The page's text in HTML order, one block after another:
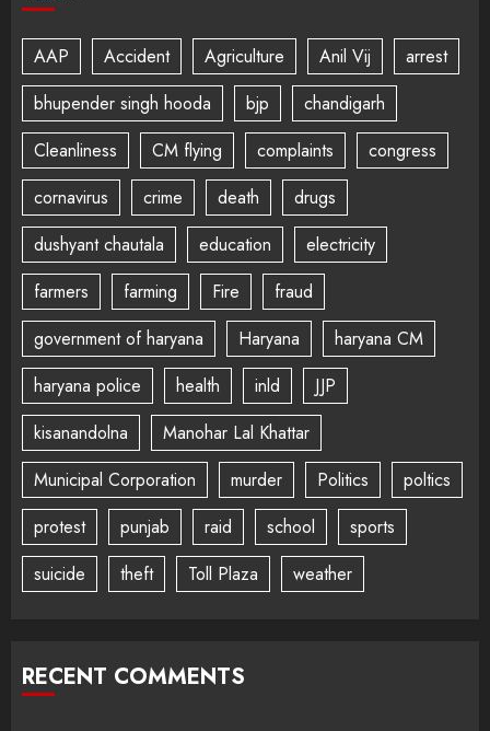
AAP Accident Agriculture Anil Vij
arrest
bhupender singh hooda
bjp
chandigarh
Cleanliness
CM flying complaints
congress
cornavirus
crime death
drugs
dushyant chautala
education
electricity
farmers
farming Fire
fraud
government of haryana
Haryana
haryana CM
haryana police
health inld
JJP
kisanandolna
Manohar Lal Khattar
Municipal Corporation
murder Politics
poltics
protest
punjab raid school
sports
suicide
theft Toll Plaza weather
RECENT COMMENTS